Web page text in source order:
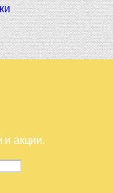
и акции.